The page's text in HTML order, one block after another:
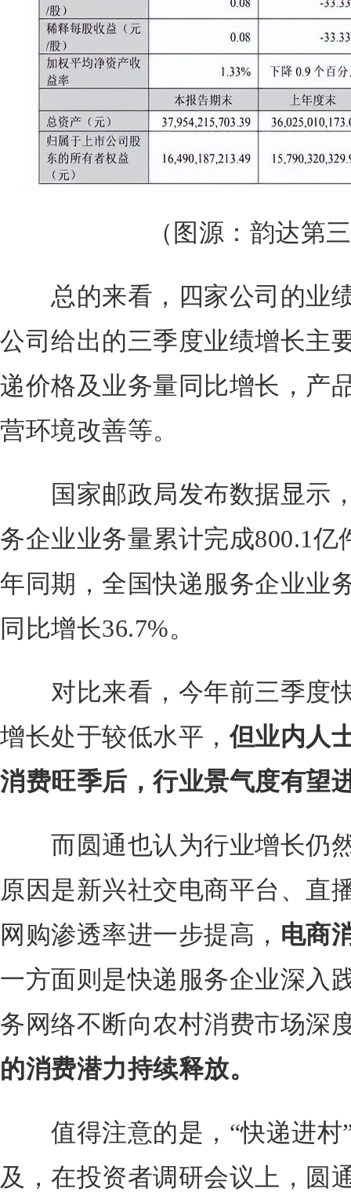
（图源：韵达第
总的来看，四家公司的业
公司给出的三季度业绩增长主
递价格及业务量同比增长，产
营环境改善等。
国家邮政局发布数据显示，
务企业业务量累计完成800.1亿
年同期，全国快递服务企业业
同比增长36.7%。
对比来看，今年前三季度
增长处于较低水平，但业内人
消费旺季后，行业景气度有望
而圆通也认为行业增长仍
原因是新兴社交电商平台、直
网购渗透率进一步提高， 电商
一方面则是快递服务企业深入
务网络不断向农村消费市场深
的消费潜力持续释放。
值得注意的是，“快递进村”
及，在投资者调研会议上，圆